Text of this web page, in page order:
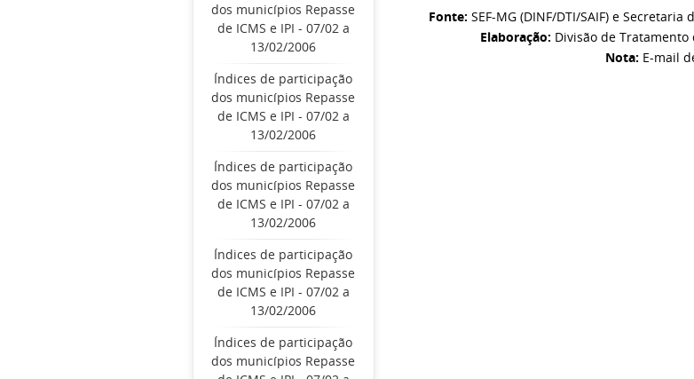
dos municípios Repasse
de ICMS e IPI - 07/02 a
13/02/2006
Índices de participação
dos municípios Repasse
de ICMS e IPI - 07/02 a
13/02/2006
Índices de participação
dos municípios Repasse
de ICMS e IPI - 07/02 a
13/02/2006
Índices de participação
dos municípios Repasse
de ICMS e IPI - 07/02 a
13/02/2006
Índices de participação
dos municípios Repasse
Fonte: SEF-MG (DINF/DTI/SAIF) e Secretaria
Elaboração: Divisão de Tratamento
Nota: E-mail